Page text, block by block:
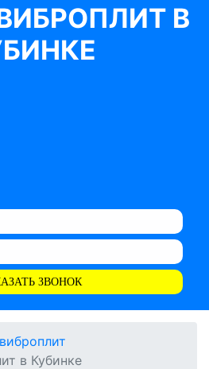
В
ЗВОНОК
в Кубинке